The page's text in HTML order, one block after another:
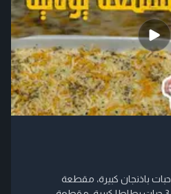
المقادير:الباذنجان والبطاطا 3 حبات باذنجان كبيرة، مقطعة